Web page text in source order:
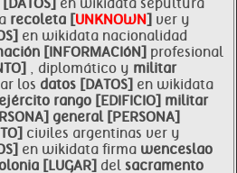
en wikidata sepultura
recoleta [UNKNOWN] ver y
en wikidata nacionalidad
[INFORMACIóN] profesional
, diplomático y militar
los datos [DATOS] en wikidata
ejército rango [EDIFICIO] militar
general [PERSONA]
civiles argentinas ver y
en wikidata firma wenceslao
[LUGAR] del sacramento